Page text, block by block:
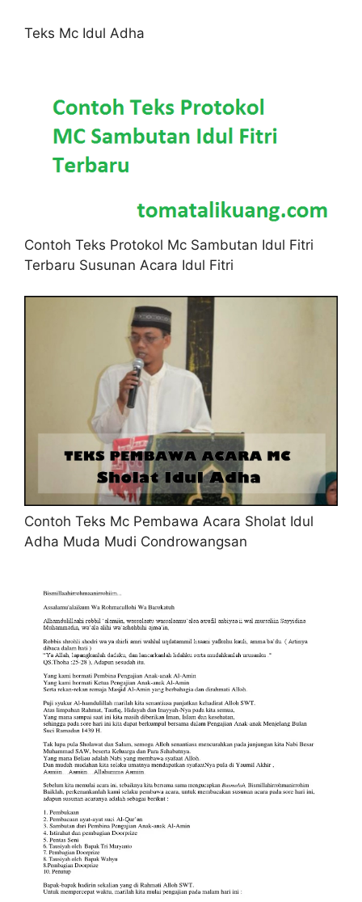
Teks Mc Idul Adha
Contoh Teks Protokol Mc Sambutan Idul Fitri
Terbaru Susunan Acara Idul Fitri
Contoh Teks Mc Pembawa Acara Sholat Idul
Adha Muda Mudi Condrowangsan